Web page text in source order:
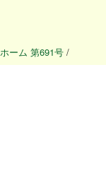
ーム 第691号 /